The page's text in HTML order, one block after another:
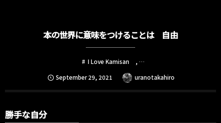
本の世界に意味をつけることは 自由
I Love Kamisan
, …
September29,2021 uranotakahiro
勝手な自分